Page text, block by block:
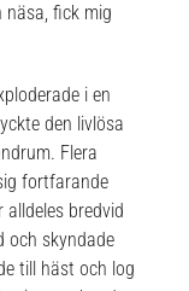
näsa, fick mig
i en
den livlösa
Flera
fortfarande
bredvid
och skyndade
till häst och log